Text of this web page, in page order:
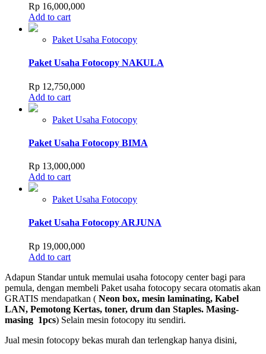
Rp 16,000,000
Add to cart
Paket Usaha Fotocopy
Paket Usaha Fotocopy NAKULA
Rp 12,750,000
Add to cart
Paket Usaha Fotocopy
Paket Usaha Fotocopy BIMA
Rp 13,000,000
Add to cart
Paket Usaha Fotocopy
Paket Usaha Fotocopy ARJUNA
Rp 19,000,000
Add to cart
Adapun Standar untuk memulai usaha fotocopy center bagi para
pemula, dengan membeli Paket usaha fotocopy secara otomatis akan
GRATIS mendapatkan ( Neon box, mesin laminating, Kabel
LAN, Pemotong Kertas, toner, drum dan Staples. Masing-
masing 1pcs) Selain mesin fotocopy itu sendiri.
Jual mesin fotocopy bekas murah dan terlengkap hanya disini,